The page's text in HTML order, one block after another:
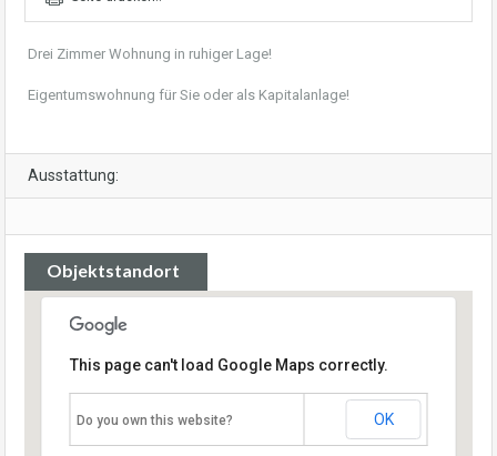
Drei Zimmer Wohnung in ruhiger Lage!
Eigentumswohnung für Sie oder als Kapitalanlage!
Ausstattung:
Objektstandort
This page can't load Google Maps correctly.
Do you own this website? OK